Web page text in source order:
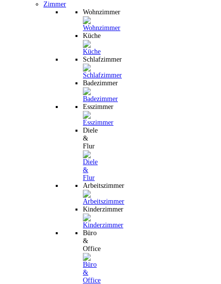
Zimmer
Wohnzimmer
Küche
Schlafzimmer
Badezimmer
Esszimmer
Diele
&
Flur
Arbeitszimmer
Kinderzimmer
Büro
&
Office